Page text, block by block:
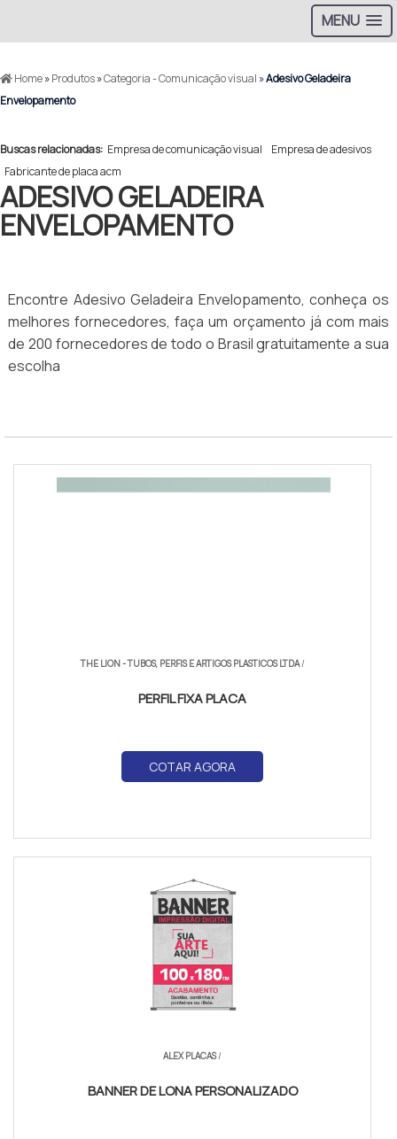
MENU
Home»Produtos»Categoria - Comunicação visual »Adesivo Geladeira
Envelopamento
Buscas relacionadas: Empresa de comunicação visual
Empresa de adesivos
Fabricante de placa acm
ADESIVO GELADEIRA
ENVELOPAMENTO
Encontre Adesivo Geladeira Envelopamento, conheça os
melhores fornecedores, faça um orçamento já com mais
de 200 fornecedores de todo o Brasil gratuitamente a sua
escolha
THE LION - TUBOS, PERFIS E ARTIGOS PLASTICOS LTDA/
PERFIL FIXA PLACA
COTAR AGORA
ALEX PLACAS/
BANNER DE LONA PERSONALIZADO